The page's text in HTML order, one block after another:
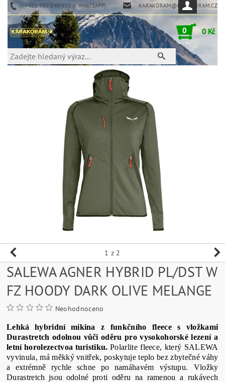
+421 907 849 453 (I WHATSAPP) KARAKORAM@KARAKORAM.CZ
0 0 Kč
1 z 2
SALEWA AGNER HYBRID PL/DST W
FZ HOODY DARK OLIVE MELANGE
Neohodnoceno
Lehkáhybridní mikina z funkčního fleece s
vložkami
Durastretch odolnou vůči oděru pro vysokohorské lezení a
letní horolezectvoa turistiku. Polarlite fleece, který SALEWA
vyvinula, má měkký vnitřek, poskytuje teplo bez zbytečné váhy
a
extrémně rychle schne po namáhavém výstupu.
Vložky
Durastretch jsou odolné proti oděru na ramenou a rukávech